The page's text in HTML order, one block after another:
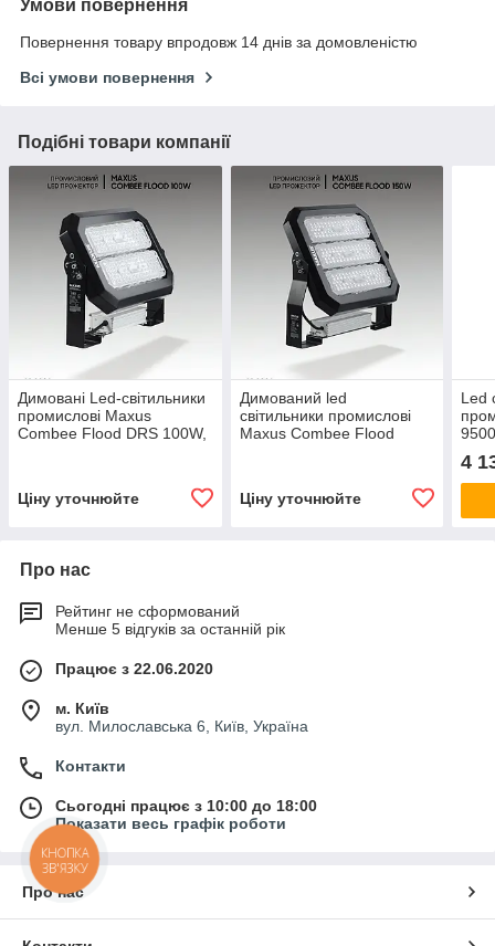
Умови повернення
Повернення товару впродовж 14 днів за домовленістю
Всі умови повернення
Подібні товари компанії
Димовані Led-світильники
промислові Maxus
Combee Flood DRS 100W,
Ціну уточнюйте
Димований led
світильники промислові
Maxus Combee Flood
Ціну уточнюйте
Led
4
Про нас
Рейтинг не сформований
Менше 5 відгуків за останній рік
Працює з 22.06.2020
м. Київ
вул. Милославська 6, Київ, Україна
Контакти
Сьогодні працює з 10:00 до 18:00
Показати весь графік роботи
Про нас
КНОПКА
ЗВ'ЯЗКУ